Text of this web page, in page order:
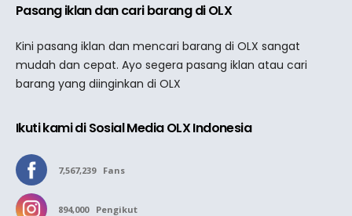
Pasang iklan dan cari barang di OLX
Kini pasang iklan dan mencari barang di OLX sangat
mudah dan cepat. Ayo segera pasang iklan atau cari
barang yang diinginkan di OLX
Ikuti kami di Sosial Media OLX Indonesia
7,567,239 Fans
894,000 Pengikut